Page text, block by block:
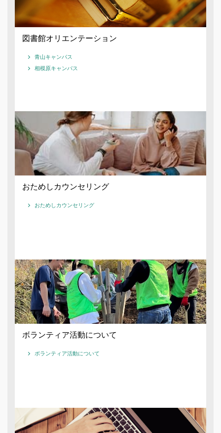
図書館オリエンテーション
青山キャンパス
相模原キャンパス
おためしカウンセリング
おためしカウンセリング
ボランティア活動について
ボランティア活動について